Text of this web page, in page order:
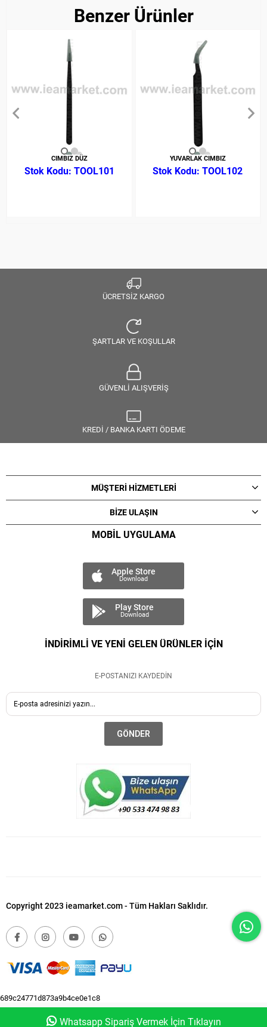
Benzer Ürünler
CIMBIZ DÜZ
TOOL101
YUVARLAK CIMBIZ
TOOL102
ÜCRETSİZ KARGO
ŞARTLAR VE KOŞULLAR
GÜVENLİ ALIŞVERİŞ
KREDİ / BANKA KARTI ÖDEME
MÜŞTERİ HİZMETLERİ
BİZE ULAŞIN
MOBİL UYGULAMA
Apple Store
Download
Play Store
Download
İNDİRİMLİ VE YENİ GELEN ÜRÜNLER İÇİN
E-POSTANIZI KAYDEDİN
GÖNDER
Copyright 2023 ieamarket.com - Tüm Hakları Saklıdır.
Whatsapp Sipariş Vermek İçin Tıklayın
689c24771d873a9b4ce0e1c8